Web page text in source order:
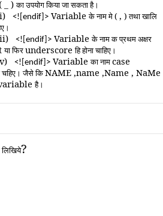
_ )का उपयोग किया जा सकता है।
<![endif]> Variableके नाम मे (, ) तथा खालि
<![endif]> Variableके नाम क प्रथम अक्षर
या फिरunderscoreहि होना चाहिए।
<![endif]> Variableका नामcase
चहिए। जैसे किNAME ,name ,Name , NaMe
है।
लिखिये?